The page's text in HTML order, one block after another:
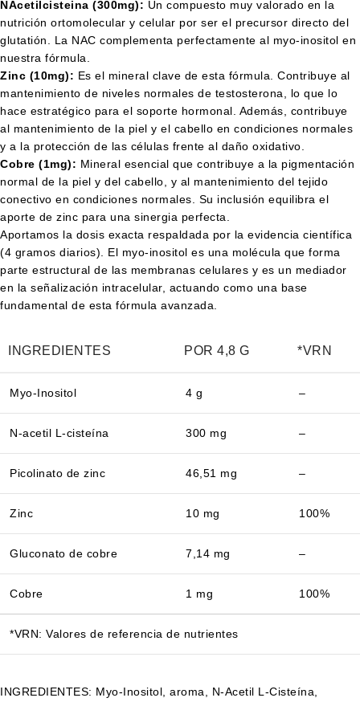
NAcetilcisteina (300mg): Un compuesto muy valorado en la
nutrición ortomolecular y celular por ser el precursor directo del
glutatión. La NAC complementa perfectamente al myo-inositol en
nuestra fórmula.
Zinc (10mg): Es el mineral clave de esta fórmula. Contribuye al
mantenimiento de niveles normales de testosterona, lo que lo
hace estratégico para el soporte hormonal. Además, contribuye
al mantenimiento de la piel y el cabello en condiciones normales
y a la protección de las células frente al daño oxidativo.
Cobre (1mg): Mineral esencial que contribuye a la pigmentación
normal de la piel y del cabello, y al mantenimiento del tejido
conectivo en condiciones normales. Su inclusión equilibra el
aporte de zinc para una sinergia perfecta.
Aportamos la dosis exacta respaldada por la evidencia científica
(4 gramos diarios). El myo-inositol es una molécula que forma
parte estructural de las membranas celulares y es un mediador
en la señalización intracelular, actuando como una base
fundamental de esta fórmula avanzada.
INGREDIENTES POR 4,8 G *VRN
Myo-Inositol 4 g –
N-acetil L-cisteína 300 mg –
Picolinato de zinc 46,51 mg –
Zinc 10 mg 100%
Gluconato de cobre 7,14 mg –
Cobre 1 mg 100%
*VRN: Valores de referencia de nutrientes
INGREDIENTES: Myo-Inositol, aroma, N-Acetil L-Cisteína,